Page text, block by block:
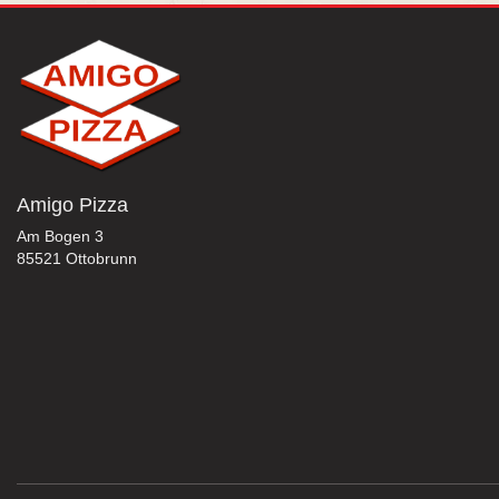
Amigo Pizza
Am Bogen 3
85521 Ottobrunn